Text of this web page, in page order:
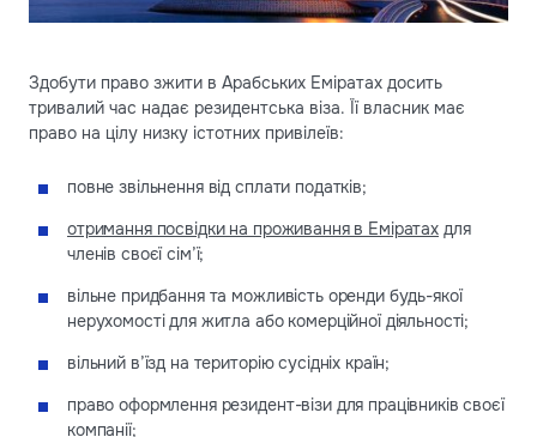
Здобути право зжити в Арабських Еміратах досить
тривалий час надає резидентська віза. Її власник має
право на цілу низку істотних привілеїв:
повне звільнення від сплати податків;
отримання посвідки на проживання в Еміратахдля
членів своєї сім’ї;
вільне придбання та можливість оренди будь-якої
нерухомості для житла або комерційної діяльності;
вільний в’їзд на територію сусідніх країн;
право оформлення резидент-візи для працівників своєї
компанії;